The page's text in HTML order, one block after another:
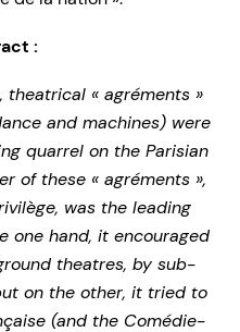
:
theatrical « agréments »
and machines) were
quarrel on the Parisian
of these « agréments »,
was the leading
one hand, it encouraged
theatres, by sub-
on the other, it tried to
(and the Comédie-